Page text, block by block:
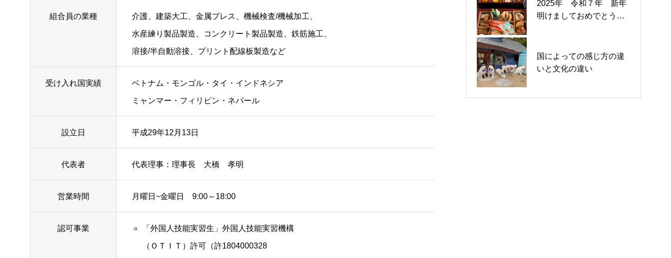
組合員の業種 介護、建築大工、金属プレス、機械検査/機械加工、
水産練り製品製造、コンクリート製品製造、鉄筋施工、
溶接/半自動溶接、プリント配線板製造など
受け入れ国実績 ベトナム・モンゴル・タイ・インドネシア
ミャンマー・フィリピン・ネパール
設立日 平成29年12月13日
代表者 代表理事：理事長 大橋 孝明
営業時間 月曜日~金曜日 9:00～18:00
認可事業 「外国人技能実習生」外国人技能実習機構
（ＯＴＩＴ）許可（許1804000328
2025年 令和７年 新年
明けましておめでとうご
国によっての感じ方の違
いと文化の違い
国によっての感じ方の違
いと文化の違い
2025年 令和７年 新年
明けましておめでとうご
外国人技能実習制度の終
焉と外国人育成就労制度
7月になりました